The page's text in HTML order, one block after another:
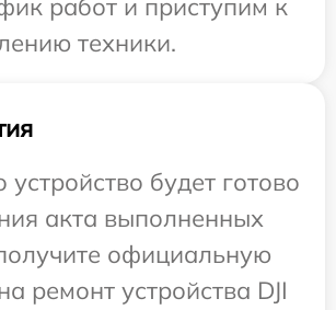
работ и приступим к
техники.
устройство будет готово
акта выполненных
официальную
ремонт устройства DJI